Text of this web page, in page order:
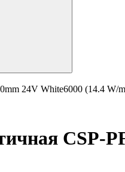
24V White6000 (14.4
CSP-